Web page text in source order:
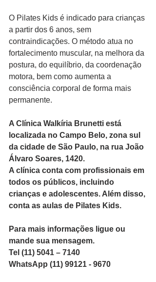
O Pilates Kids é indicado para crianças
a partir dos 6 anos, sem
contraindicações. O método atua no
fortalecimento muscular, na melhora da
postura, do equilíbrio, da coordenação
motora, bem como aumenta a
consciência corporal de forma mais
permanente.
A Clínica Walkíria Brunetti está
localizada no Campo Belo, zona sul
da cidade de São Paulo, na rua João
Álvaro Soares, 1420.
A clínica conta com profissionais em
todos os públicos, incluindo
crianças e adolescentes. Além disso,
conta as aulas de Pilates Kids.
Para mais informações ligue ou
mande sua mensagem.
Tel (11) 5041 – 7140
WhatsApp (11) 99121 - 9670